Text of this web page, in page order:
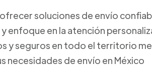
soluciones de envío
enfoque en la atención
y seguros en todo el territorio
necesidades de envío en México